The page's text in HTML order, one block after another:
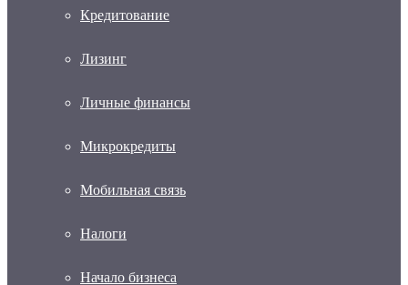
Кредитование
Лизинг
Личные финансы
Микрокредиты
Мобильная связь
Налоги
Начало бизнеса